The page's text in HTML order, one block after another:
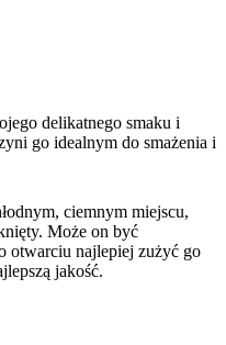
delikatnego smaku i
go idealnym do smażenia i
ciemnym miejscu,
Może on być
otwarciu najlepiej zużyć go
jakość.